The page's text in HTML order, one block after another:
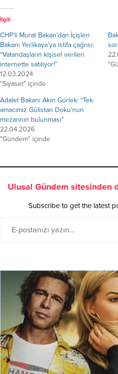
İlgili
CHP’li Murat Bakan’dan İçişleri
Bakanı Yerlikaya’ya istifa çağrısı:
“Vatandaşların kişisel verileri
internette satılıyor!”
12.03.2024
"Siyaset" içinde
Adalet Bakanı Akın Gürlek: “Tek
amacımız Gülistan Doku’nun
mezarının bulunması”
22.04.2026
"Gündem" içinde
Ulusal Gündem sitesinden
Subscribe to get the latest